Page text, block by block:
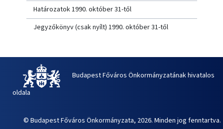
Határozatok 1990. október 31-től
Jegyzőkönyv (csak nyílt) 1990. október 31-től
Budapest Főváros Önkormányzatának hivatalos
oldala
© Budapest Főváros Önkormányzata, 2026. Minden jog fenntartva.